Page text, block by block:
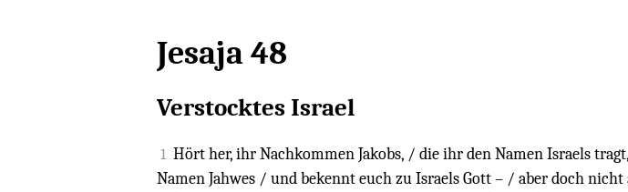
Jesaja 48
Verstocktes Israel
1 Hört her, ihr Nachkommen Jakobs, / die ihr den Namen Israels
Namen Jahwes / und bekennt euch zu Israels Gott – / aber doch